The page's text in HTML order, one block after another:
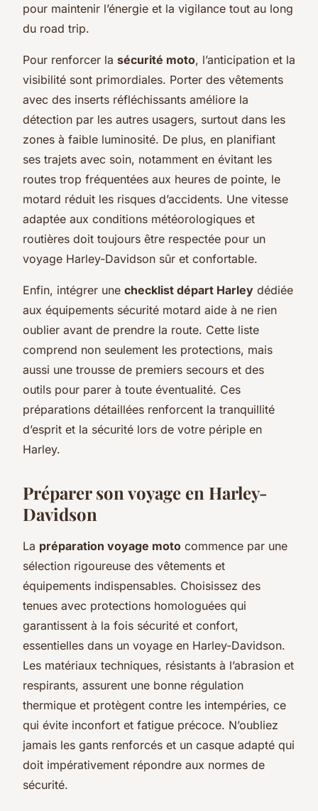
pour maintenir l’énergie et la vigilance tout au long
du road trip.
Pour renforcer la sécurité moto, l’anticipation et la
visibilité sont primordiales. Porter des vêtements
avec des inserts réfléchissants améliore la
détection par les autres usagers, surtout dans les
zones à faible luminosité. De plus, en planifiant
ses trajets avec soin, notamment en évitant les
routes trop fréquentées aux heures de pointe, le
motard réduit les risques d’accidents. Une vitesse
adaptée aux conditions météorologiques et
routières doit toujours être respectée pour un
voyage Harley-Davidson sûr et confortable.
Enfin, intégrer une checklist départ Harley dédiée
aux équipements sécurité motard aide à ne rien
oublier avant de prendre la route. Cette liste
comprend non seulement les protections, mais
aussi une trousse de premiers secours et des
outils pour parer à toute éventualité. Ces
préparations détaillées renforcent la tranquillité
d’esprit et la sécurité lors de votre périple en
Harley.
Préparer son voyage en Harley-
Davidson
La préparation voyage moto commence par une
sélection rigoureuse des vêtements et
équipements indispensables. Choisissez des
tenues avec protections homologuées qui
garantissent à la fois sécurité et confort,
essentielles dans un voyage en Harley-Davidson.
Les matériaux techniques, résistants à l’abrasion et
respirants, assurent une bonne régulation
thermique et protègent contre les intempéries, ce
qui évite inconfort et fatigue précoce. N’oubliez
jamais les gants renforcés et un casque adapté qui
doit impérativement répondre aux normes de
sécurité.